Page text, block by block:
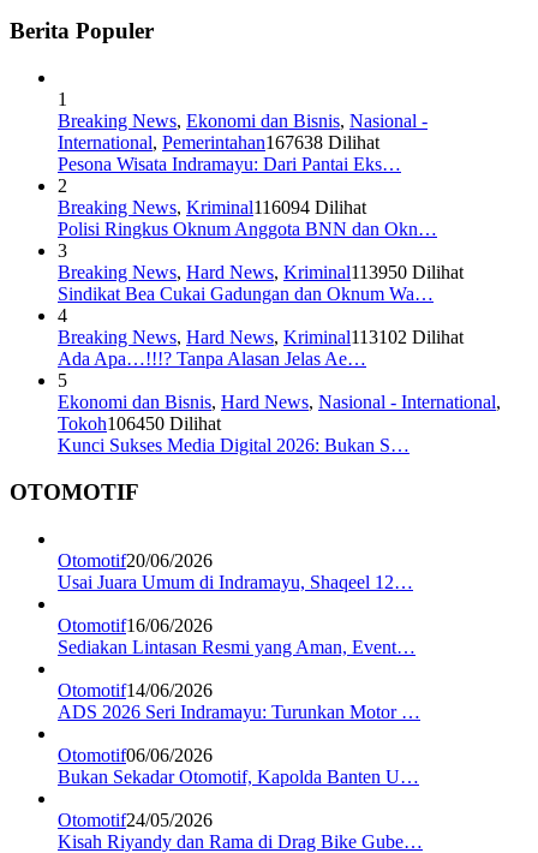
Berita Populer
1
Breaking News, Ekonomi dan Bisnis, Nasional -
International, Pemerintahan167638 Dilihat
Pesona Wisata Indramayu: Dari Pantai Eks…
2
Breaking News, Kriminal116094 Dilihat
Polisi Ringkus Oknum Anggota BNN dan Okn…
3
Breaking News, Hard News, Kriminal113950 Dilihat
Sindikat Bea Cukai Gadungan dan Oknum Wa…
4
Breaking News, Hard News, Kriminal113102 Dilihat
Ada Apa…!!!? Tanpa Alasan Jelas Ae…
5
Ekonomi dan Bisnis, Hard News, Nasional - International,
Tokoh106450 Dilihat
Kunci Sukses Media Digital 2026: Bukan S…
OTOMOTIF
Otomotif20/06/2026
Usai Juara Umum di Indramayu, Shaqeel 12…
Otomotif16/06/2026
Sediakan Lintasan Resmi yang Aman, Event…
Otomotif14/06/2026
ADS 2026 Seri Indramayu: Turunkan Motor …
Otomotif06/06/2026
Bukan Sekadar Otomotif, Kapolda Banten U…
Otomotif24/05/2026
Kisah Riyandy dan Rama di Drag Bike Gube…